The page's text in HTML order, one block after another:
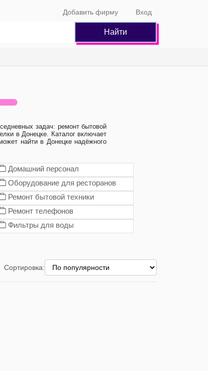
Добавить фирму Вход
Найти
задач: ремонт бытовой
в Донецке. Каталог включает
найти в Донецке надёжного
Домашний персонал
Оборудование для ресторанов
Ремонт бытовой техники
Ремонт телефонов
Фильтры для воды
Сортировка: